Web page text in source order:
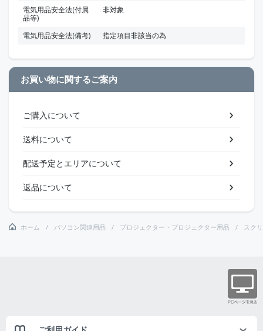
電気用品安全法(付属
品等)
非対象
電気用品安全法(備考) 指定項目非該当の為
お買い物に関するご案内
ご購入について
送料について
配送予定とエリアについて
返品について
ホーム パソコン関連用品 プロジェクター・プロジェクター用品 スク